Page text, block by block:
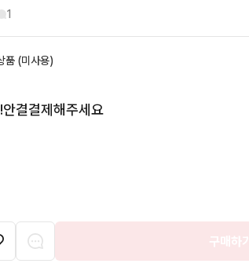
1
품 (미사용)
결결제해주세요
구매하기